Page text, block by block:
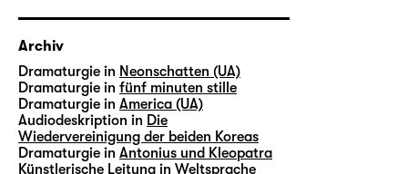
Archiv
Dramaturgie in Neonschatten (UA)
Dramaturgie in fünf minuten stille
Dramaturgie in America (UA)
Audiodeskription in Die
Wiedervereinigung der beiden Koreas
Dramaturgie in Antonius und Kleopatra
Künstlerische Leitung in Weltsprache